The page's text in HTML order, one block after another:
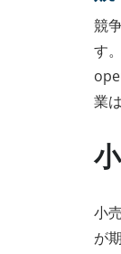
競
す
業
小
が